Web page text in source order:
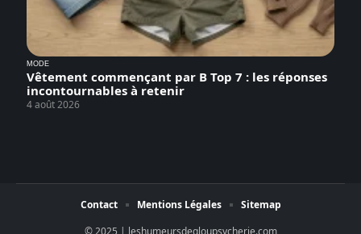
MODE
Vêtement commençant par B Top 7 : les réponses
incontournables à retenir
4 août 2026
Contact Mentions Légales Sitemap